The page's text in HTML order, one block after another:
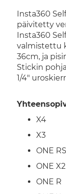
Insta360
päivitetty
Insta360
valmistettu
36cm, ja
Stickin
1/4"
X4
X3
ONE
ONE X2
ONE R